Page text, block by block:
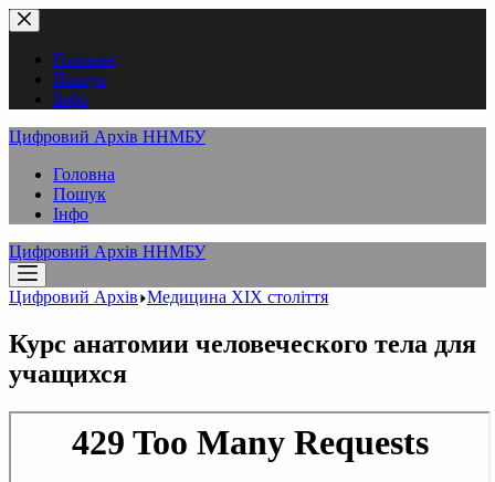
Перейти
до
вмістуГоловна
Пошук
Інфо
Цифровий Архів ННМБУ
Головна
Пошук
Інфо
Цифровий Архів ННМБУ
Цифровий Архів Медицина XІX століття
Курс анатомии человеческого тела для
учащихся